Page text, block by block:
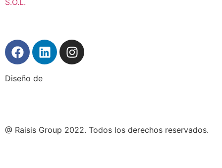
S.O.L.
@ Raisis Group 2022. Todos los derechos reservados.
Diseño de